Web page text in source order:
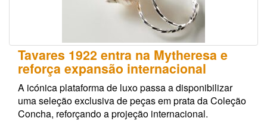
Tavares 1922 entra na Mytheresa e
reforça expansão internacional
A icónica plataforma de luxo passa a disponibilizar
uma seleção exclusiva de peças em prata da Coleção
Concha, reforçando a projeção internacional.